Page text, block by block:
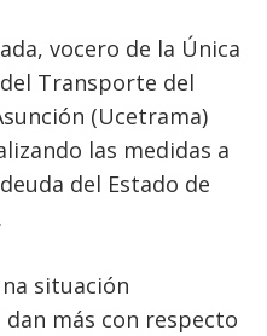
vocero de la Única
Transporte del
(Ucetrama)
las medidas a
del Estado de
situación
más con respecto